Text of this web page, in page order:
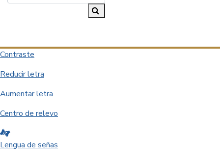
Contraste
Reducir letra
Aumentar letra
Centro de relevo
Lengua de señas